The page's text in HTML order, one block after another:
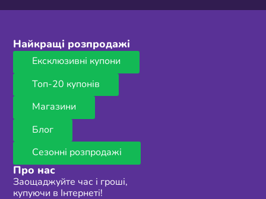
Найкращі розпродажі
Ексклюзивні купони
Топ-20 купонів
Магазини
Блог
Сезонні розпродажі
Про нас
Заощаджуйте час і гроші,
купуючи в Інтернеті!